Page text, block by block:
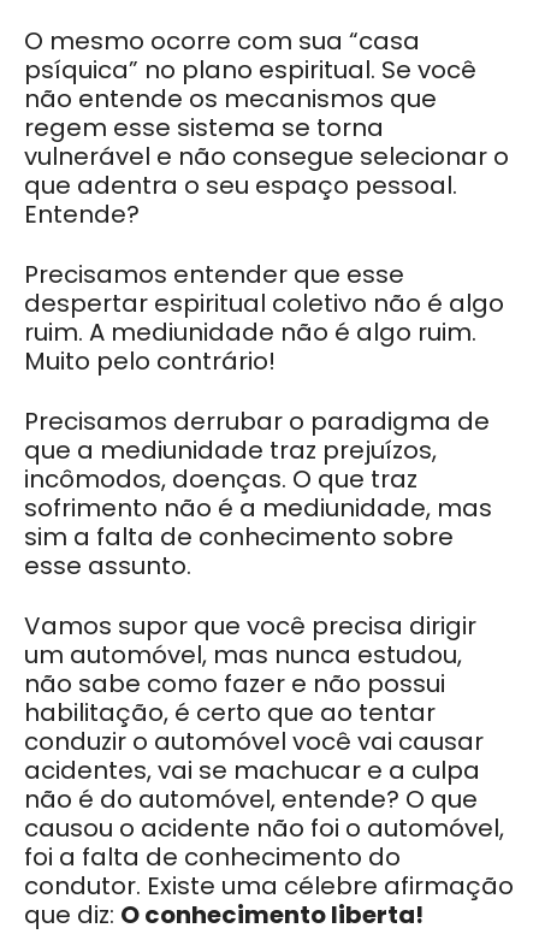
O mesmo ocorre com sua “casa
psíquica” no plano espiritual. Se você
não entende os mecanismos que
regem esse sistema se torna
vulnerável e não consegue selecionar o
que adentra o seu espaço pessoal.
Entende?
Precisamos entender que esse
despertar espiritual coletivo não é algo
ruim. A mediunidade não é algo ruim.
Muito pelo contrário!
Precisamos derrubar o paradigma de
que a mediunidade traz prejuízos,
incômodos, doenças. O que traz
sofrimento não é a mediunidade, mas
sim a falta de conhecimento sobre
esse assunto.
Vamos supor que você precisa dirigir
um automóvel, mas nunca estudou,
não sabe como fazer e não possui
habilitação, é certo que ao tentar
conduzir o automóvel você vai causar
acidentes, vai se machucar e a culpa
não é do automóvel, entende? O que
causou o acidente não foi o automóvel,
foi a falta de conhecimento do
condutor. Existe uma célebre afirmação
que diz: O conhecimento liberta!